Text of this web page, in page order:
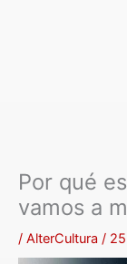
Por qué
vamos a
/ AlterCultura /